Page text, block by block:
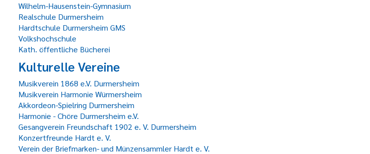
Wilhelm-Hausenstein-Gymnasium
Realschule Durmersheim
Hardtschule Durmersheim GMS
Volkshochschule
Kath. öffentliche Bücherei
Kulturelle Vereine
Musikverein 1868 e.V. Durmersheim
Musikverein Harmonie Würmersheim
Akkordeon-Spielring Durmersheim
Harmonie - Chöre Durmersheim e.V.
Gesangverein Freundschaft 1902 e. V. Durmersheim
Konzertfreunde Hardt e. V.
Verein der Briefmarken- und Münzensammler Hardt e. V.